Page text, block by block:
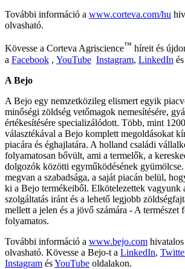
További információ a www.corteva.com/hu
olvasható.
Kövesse a Corteva Agriscience™ híreit és
a Facebook , YouTube Instagram, LinkedIn és
A Bejo
A Bejo egy nemzetközileg elismert egyik
minőségi zöldség vetőmagok nemesítésére,
értékesítésére specializálódott. Több, mint
választékával a Bejo komplett megoldásokat
piacára és éghajlatára. A holland családi
folyamatosan bővült, ami a termelők, a
dolgozók közötti egyműködésének
megvan a szabadsága, a saját piacán belül,
ki a Bejo termékeiből. Elkötelezettek vagyunk
szolgáltatás iránt és a lehető legjobb
mellett a jelen és a jövő számára - A természet
folyamatos.
További információ a www.bejo.com
olvasható. Kövesse a Bejo-t a LinkedIn,
Instagram ésYouTube oldalakon.